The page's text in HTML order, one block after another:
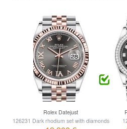
Rolex Datejust
126231 Dark rhodium set with diamonds